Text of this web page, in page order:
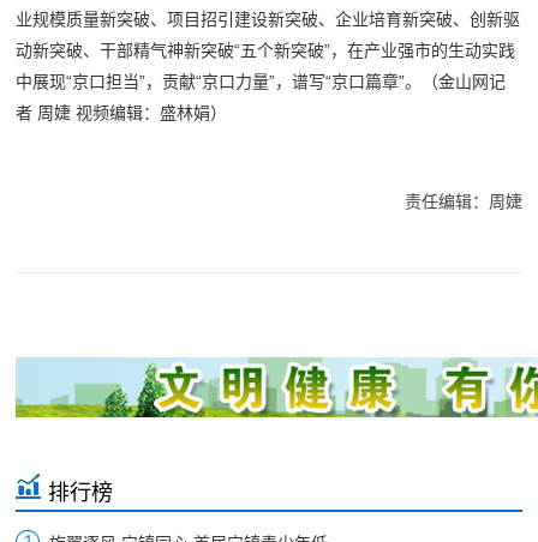
业规模质量新突破、项目招引建设新突破、企业培育新突破、创新驱
动新突破、干部精气神新突破“五个新突破”，在产业强市的生动实践
中展现“京口担当”，贡献“京口力量”，谱写“京口篇章”。（金山网记
者 周婕 视频编辑：盛林娟）
责任编辑：周婕
排行榜